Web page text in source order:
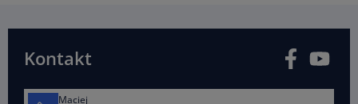
Kontakt Facebook
Maciej